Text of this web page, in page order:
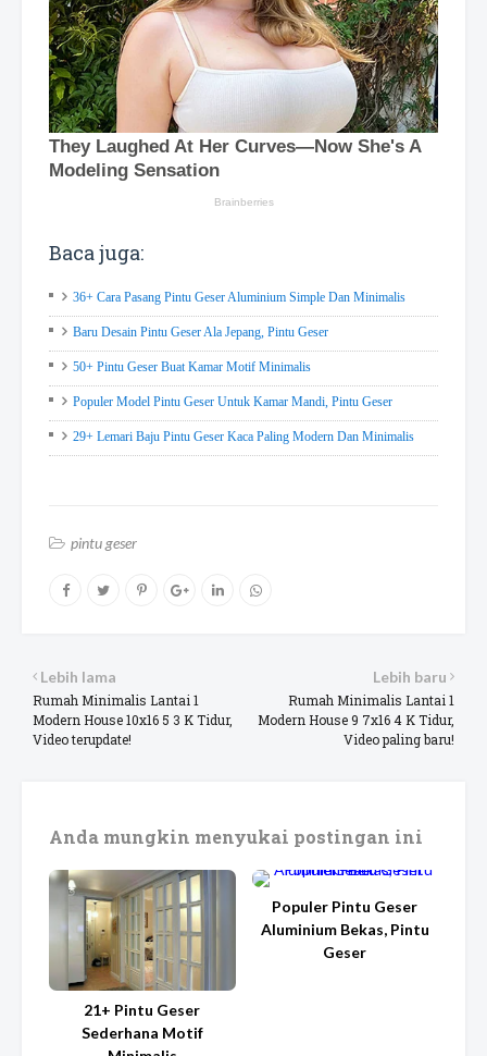
Baca juga:
36+ Cara Pasang Pintu Geser Aluminium Simple Dan Minimalis
Baru Desain Pintu Geser Ala Jepang, Pintu Geser
50+ Pintu Geser Buat Kamar Motif Minimalis
Populer Model Pintu Geser Untuk Kamar Mandi, Pintu Geser
29+ Lemari Baju Pintu Geser Kaca Paling Modern Dan Minimalis
pintu geser
Lebih baru
Rumah Minimalis Lantai 1
Modern House 9 7x16 4 K Tidur,
Video paling baru!
Lebih lama
Rumah Minimalis Lantai 1
Modern House 10x16 5 3 K Tidur,
Video terupdate!
Anda mungkin menyukai postingan ini
21+ Pintu Geser
Sederhana Motif
Populer Pintu Geser
Aluminium Bekas, Pintu
Geser